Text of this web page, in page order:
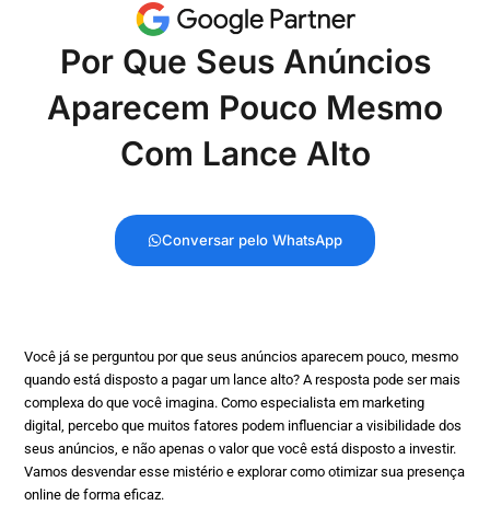
Por Que Seus Anúncios
Aparecem Pouco Mesmo
Com Lance Alto
Conversar pelo WhatsApp
Você já se perguntou por que seus anúncios aparecem pouco, mesmo
quando está disposto a pagar um lance alto? A resposta pode ser mais
complexa do que você imagina. Como especialista em marketing
digital, percebo que muitos fatores podem influenciar a visibilidade dos
seus anúncios, e não apenas o valor que você está disposto a investir.
Vamos desvendar esse mistério e explorar como otimizar sua presença
online de forma eficaz.